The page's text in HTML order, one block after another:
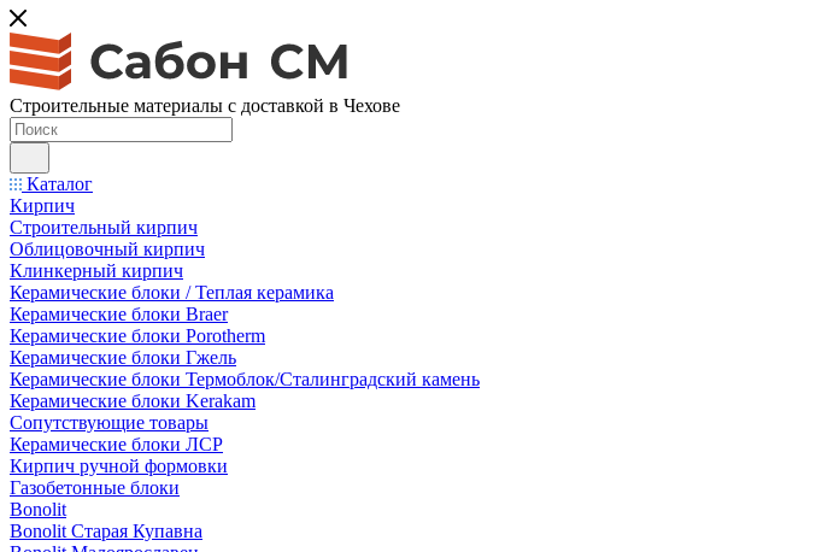
Строительные материалы с доставкой в Чехове
Каталог
Кирпич
Строительный кирпич
Облицовочный кирпич
Клинкерный кирпич
Керамические блоки / Теплая керамика
Керамические блоки Braer
Керамические блоки Porotherm
Керамические блоки Гжель
Керамические блоки Термоблок/Сталинградский камень
Керамические блоки Kerakam
Сопутствующие товары
Керамические блоки ЛСР
Кирпич ручной формовки
Газобетонные блоки
Bonolit
Bonolit Старая Купавна